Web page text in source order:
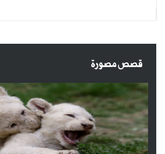
قصص مصورة